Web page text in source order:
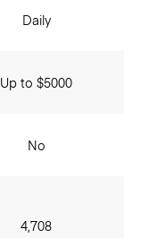
Daily
Up to $5000
No
4,708